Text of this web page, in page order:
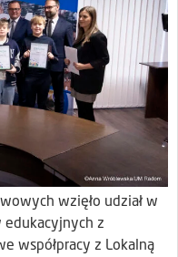
wzięło udział w
edukacyjnych z
współpracy z Lokalną